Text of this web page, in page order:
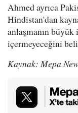
Ahmed ayrıca
Hindistan'dan
anlaşmanın
içermeyeceğini
Kaynak: Mepa